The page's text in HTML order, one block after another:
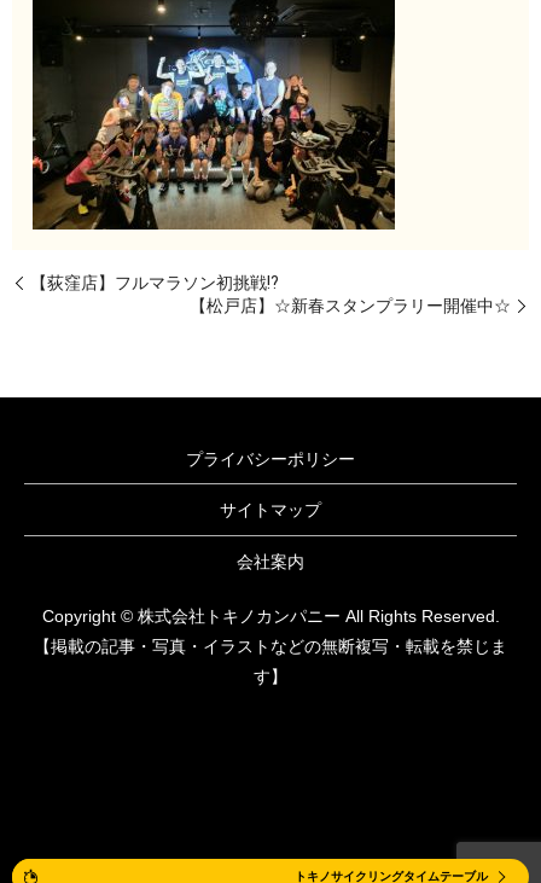
【荻窪店】フルマラソン初挑戦⁉
【松戸店】☆新春スタンプラリー開催中☆
プライバシーポリシー
サイトマップ
会社案内
Copyright © 株式会社トキノカンパニー All Rights Reserved.
【掲載の記事・写真・イラストなどの無断複写・転載を禁じま
す】
トキノサイクリングタイムテーブル